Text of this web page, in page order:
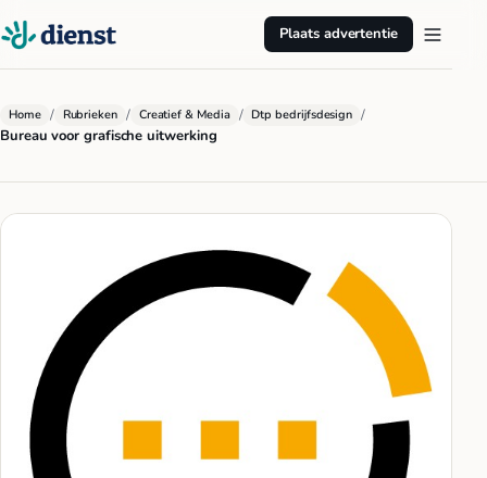
Plaats advertentie
Home / Rubrieken / Creatief & Media / Dtp bedrijfsdesign /
Bureau voor grafische uitwerking